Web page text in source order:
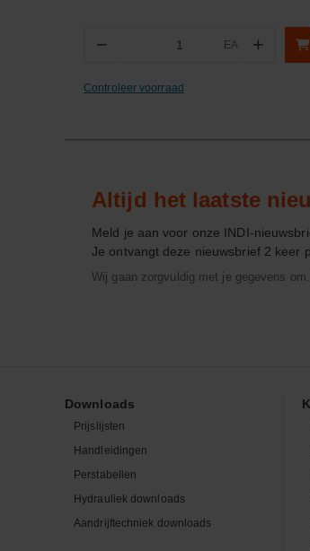
− EA +
Controleer voorraad
Altijd het laatste
Meld je aan voor onze INDI-
Je ontvangt deze nieuwsbrief 2 keer
Wij gaan zorgvuldig met je gegevens
Downloads
Prijslijsten
Handleidingen
Perstabellen
Hydrauliek downloads
Aandrijftechniek downloads